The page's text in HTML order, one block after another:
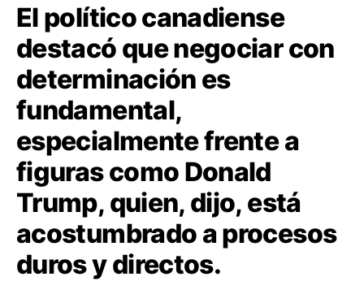
El político canadiense
destacó que negociar con
determinación es
fundamental,
especialmente frente a
figuras como Donald
Trump, quien, dijo, está
acostumbrado a procesos
duros y directos.